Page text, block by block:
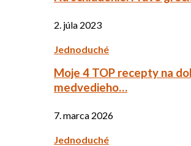
2. júla 2023
Jednoduché
Moje 4 TOP recepty na
medvedieho…
7. marca 2026
Jednoduché